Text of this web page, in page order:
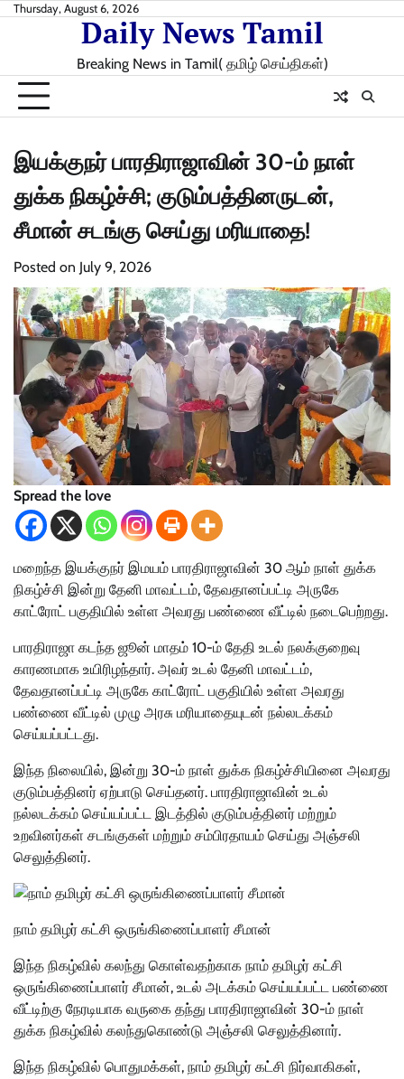
SkipThursday, August 6, 2026
Daily News Tamil
Breaking News in Tamil( தமிழ் செய்திகள்)
இயக்குநர் பாரதிராஜாவின் 30-ம் நாள்
துக்க நிகழ்ச்சி; குடும்பத்தினருடன்,
சீமான் சடங்கு செய்து மரியாதை!
Posted on July 9, 2026
Spread the love
மறைந்த இயக்குநர் இமயம் பாரதிராஜாவின் 30 ஆம் நாள் துக்க
நிகழ்ச்சி இன்று தேனி மாவட்டம், தேவதானப்பட்டி அருகே
காட்ரோட் பகுதியில் உள்ள அவரது பண்ணை வீட்டில் நடைபெற்றது.
பாரதிராஜா கடந்த ஜூன் மாதம் 10-ம் தேதி உடல் நலக்குறைவு
காரணமாக உயிரிழந்தார். அவர் உடல் தேனி மாவட்டம்,
தேவதானப்பட்டி அருகே காட்ரோட் பகுதியில் உள்ள அவரது
பண்ணை வீட்டில் முழு அரசு மரியாதையுடன் நல்லடக்கம்
செய்யப்பட்டது.
இந்த நிலையில், இன்று 30-ம் நாள் துக்க நிகழ்ச்சியினை அவரது
குடும்பத்தினர் ஏற்பாடு செய்தனர். பாரதிராஜாவின் உடல்
நல்லடக்கம் செய்யப்பட்ட இடத்தில் குடும்பத்தினர் மற்றும்
உறவினர்கள் சடங்குகள் மற்றும் சம்பிரதாயம் செய்து அஞ்சலி
செலுத்தினர்.
நாம் தமிழர் கட்சி ஒருங்கிணைப்பாளர் சீமான்
இந்த நிகழ்வில் கலந்து கொள்வதற்காக நாம் தமிழர் கட்சி
ஒருங்கிணைப்பாளர் சீமான், உடல் அடக்கம் செய்யப்பட்ட பண்ணை
வீட்டிற்கு நேரடியாக வருகை தந்து பாரதிராஜாவின் 30-ம் நாள்
துக்க நிகழ்வில் கலந்துகொண்டு அஞ்சலி செலுத்தினார்.
இந்த நிகழ்வில் பொதுமக்கள், நாம் தமிழர் கட்சி நிர்வாகிகள்,